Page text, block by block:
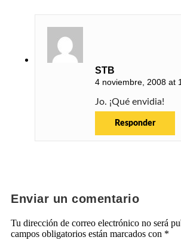
STB
4 noviembre, 2008 at
Jo. ¡Qué envidia!
Responder
Enviar un comentario
Tu dirección de correo electrónico no será
campos obligatorios están marcados con *